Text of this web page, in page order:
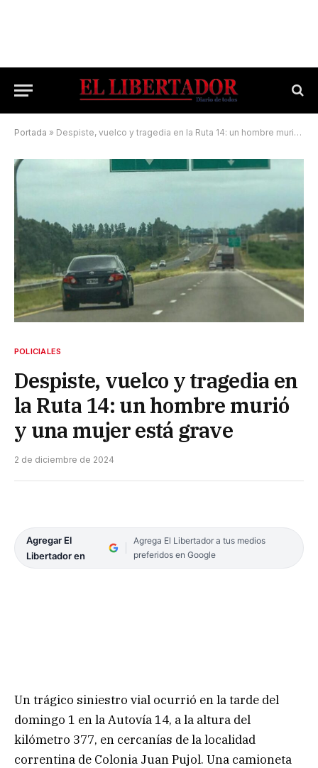
Portada » Despiste, vuelco y tragedia en la Ruta 14: un hombre murió y una mujer está grave
POLICIALES
Despiste, vuelco y tragedia en
la Ruta 14: un hombre murió
y una mujer está grave
2 de diciembre de 2024
Agregar El
Libertador en
Agrega El Libertador a tus medios
preferidos en Google
Un trágico siniestro vial ocurrió en la tarde del
domingo 1 en la Autovía 14, a la altura del
kilómetro 377, en cercanías de la localidad
correntina de Colonia Juan Pujol. Una camioneta